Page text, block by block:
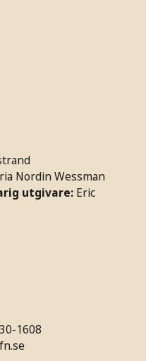
Nordin Wessman
utgivare: Eric
1608